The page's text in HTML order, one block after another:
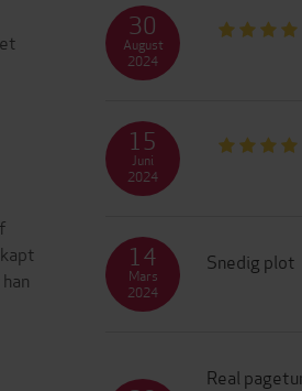
30
August
2024
15
Juni
2024
Snedig plot
14
Mars
2024
Real